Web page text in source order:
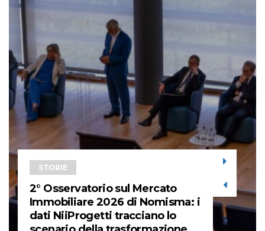
STORIE
2° Osservatorio sul Mercato
Immobiliare 2026 di Nomisma: i
dati NiiProgetti tracciano lo